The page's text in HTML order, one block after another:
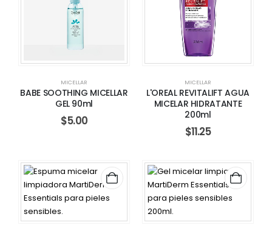
MICELLAR
BABE SOOTHING MICELLAR
GEL 90ml
$5.00
MICELLAR
L'OREAL REVITALIFT AGUA
MICELAR HIDRATANTE
200ml
$11.25